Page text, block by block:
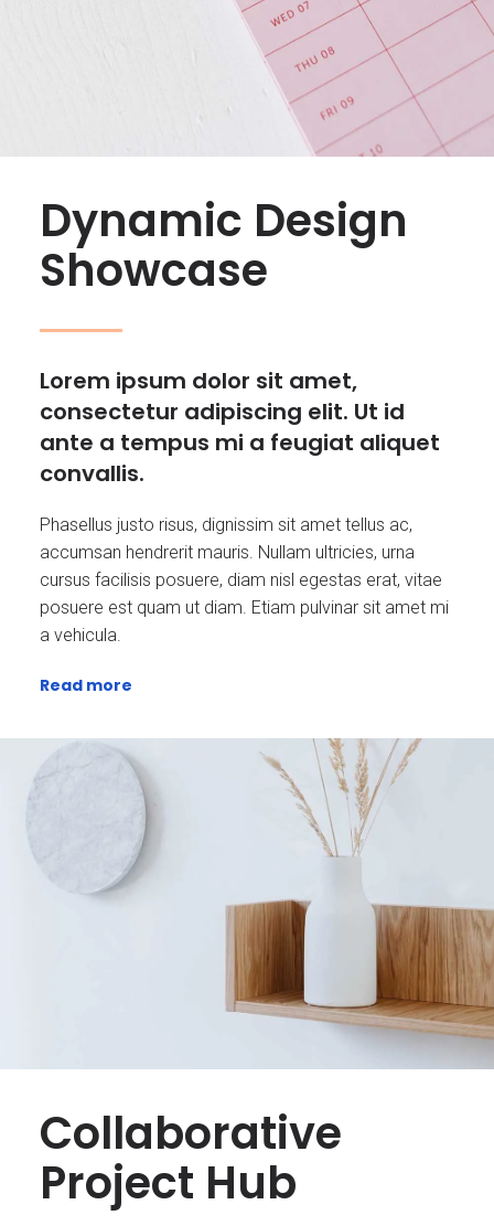
Dynamic Design
Showcase
Lorem ipsum dolor sit amet,
consectetur adipiscing elit. Ut id
ante a tempus mi a feugiat aliquet
convallis.
Phasellus justo risus, dignissim sit amet tellus ac,
accumsan hendrerit mauris. Nullam ultricies, urna
cursus facilisis posuere, diam nisl egestas erat, vitae
posuere est quam ut diam. Etiam pulvinar sit amet mi
a vehicula.
Read more
Collaborative
Project Hub